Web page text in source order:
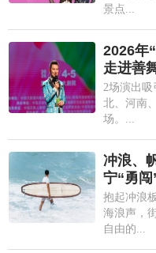
景点...
2026年
走进善
2场演出
北、河南
场。...
冲浪、
宁“勇
抱起冲浪
海浪声，
自由的...